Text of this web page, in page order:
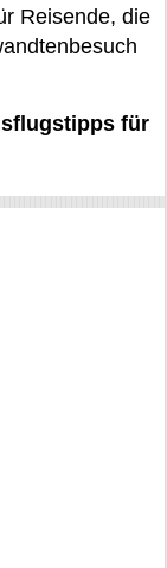
Reisende, die
für